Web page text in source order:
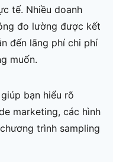
tế. Nhiều doanh
đo lường được kết
đến lãng phí chi phí
muốn.
bạn hiểu rõ
marketing, các hình
trình sampling